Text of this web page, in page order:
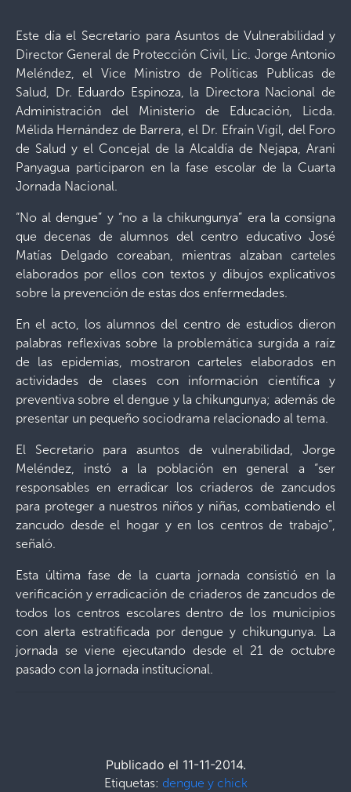
Este día el Secretario para Asuntos de Vulnerabilidad y
Director General de Protección Civil, Lic. Jorge Antonio
Meléndez, el Vice Ministro de Políticas Publicas de
Salud, Dr. Eduardo Espinoza, la Directora Nacional de
Administración del Ministerio de Educación, Licda.
Mélida Hernández de Barrera, el Dr. Efraín Vigíl, del Foro
de Salud y el Concejal de la Alcaldía de Nejapa, Arani
Panyagua participaron en la fase escolar de la Cuarta
Jornada Nacional.
“No al dengue” y “no a la chikungunya” era la consigna
que decenas de alumnos del centro educativo José
Matías Delgado coreaban, mientras alzaban carteles
elaborados por ellos con textos y dibujos explicativos
sobre la prevención de estas dos enfermedades.
En el acto, los alumnos del centro de estudios dieron
palabras reflexivas sobre la problemática surgida a raíz
de las epidemias, mostraron carteles elaborados en
actividades de clases con información científica y
preventiva sobre el dengue y la chikungunya; además de
presentar un pequeño sociodrama relacionado al tema.
El Secretario para asuntos de vulnerabilidad, Jorge
Meléndez, instó a la población en general a “ser
responsables en erradicar los criaderos de zancudos
para proteger a nuestros niños y niñas, combatiendo el
zancudo desde el hogar y en los centros de trabajo”,
señaló.
Esta última fase de la cuarta jornada consistió en la
verificación y erradicación de criaderos de zancudos de
todos los centros escolares dentro de los municipios
con alerta estratificada por dengue y chikungunya. La
jornada se viene ejecutando desde el 21 de octubre
pasado con la jornada institucional.
Publicado el 11-11-2014.
Etiquetas: dengue y chick